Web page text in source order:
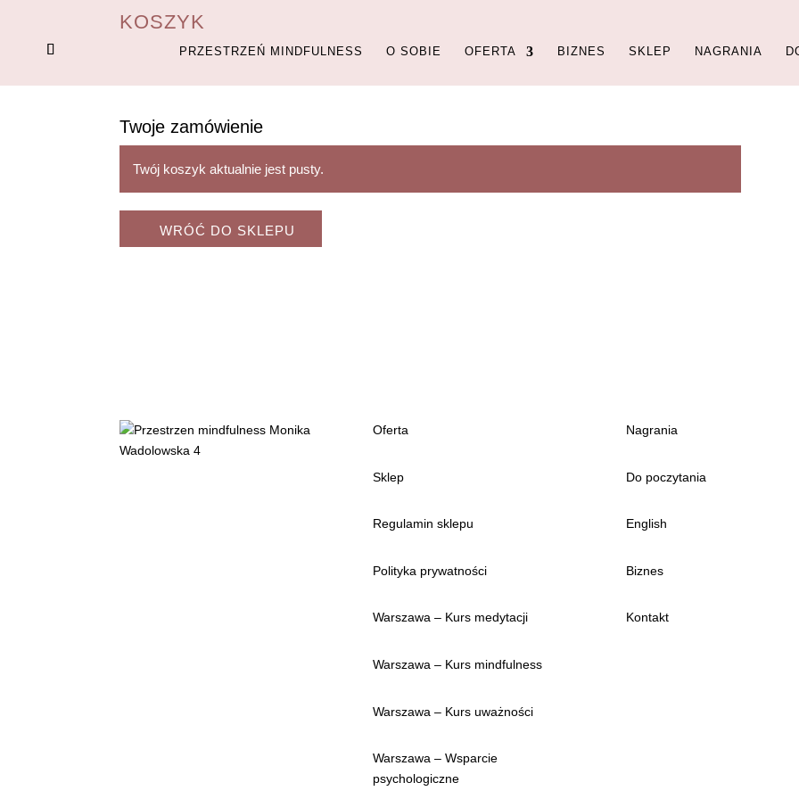
PRZESTRZEŃ MINDFULNESS O SOBIE OFERTA BIZNES SKLEP NAGRANIA
KOSZYK
Twoje zamówienie
Twój koszyk aktualnie jest pusty.
WRÓĆ DO SKLEPU
Oferta
Sklep
Regulamin sklepu
Polityka prywatności
Warszawa – Kurs medytacji
Warszawa – Kurs mindfulness
Warszawa – Kurs uważności
Warszawa – Wsparcie
psychologiczne
Nagrania
Do poczytania
English
Biznes
Kontakt